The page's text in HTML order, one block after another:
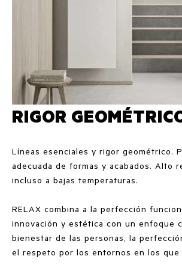
RIGOR
Líneas esenciales y rigor geométrico.
adecuada de formas y acabados. Alto
incluso a bajas temperaturas.
RELAX combina a la perfección
innovación y estética con un enfoque
bienestar de las personas, la
el respeto por los entornos en los que